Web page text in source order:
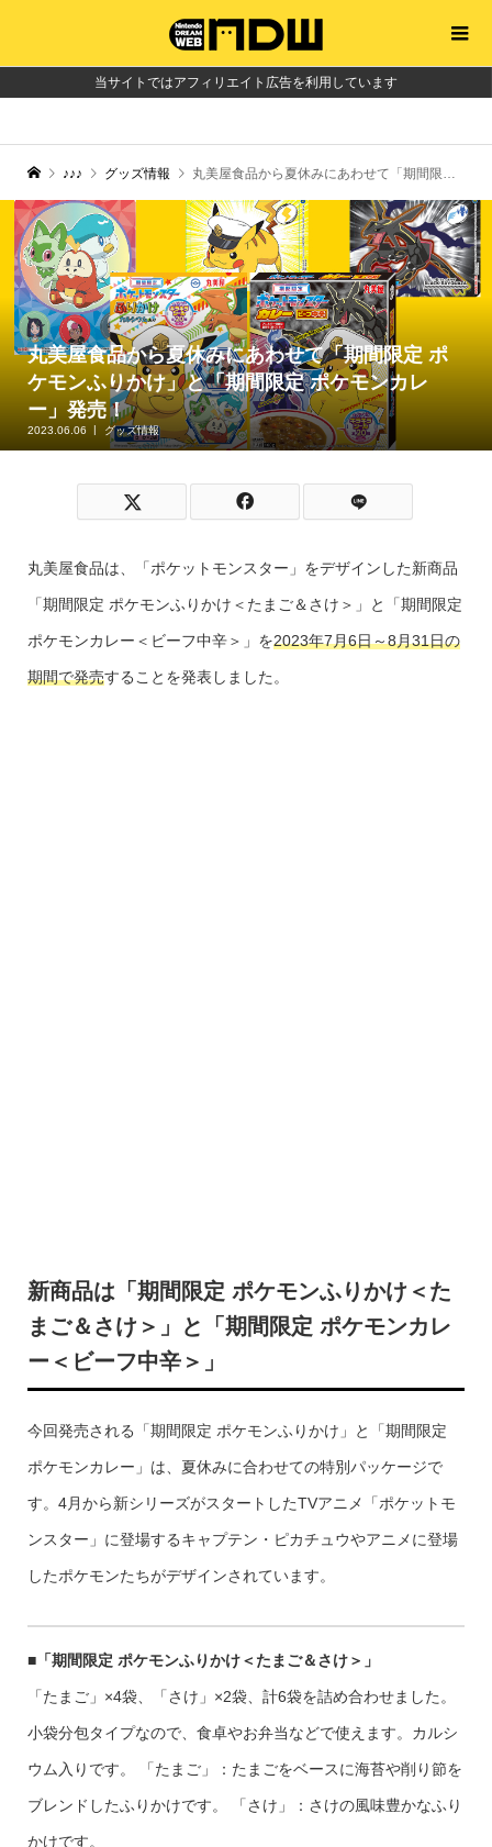
当サイトではアフィリエイト広告を利用しています
♪♪♪ グッズ情報 丸美屋食品から夏休みにあわせて「期間限定 ポケモンふりかけ」と「期間限定 ポケモンカレー」発売！
丸美屋食品から夏休みにあわせて「期間限定 ポ
ケモンふりかけ」と「期間限定 ポケモンカレ
ー」発売！
2023.06.06 グッズ情報
丸美屋食品は、「ポケットモンスター」をデザインした新商品
「期間限定 ポケモンふりかけ＜たまご＆さけ＞」と「期間限定
ポケモンカレー＜ビーフ中辛＞」を2023年7月6日～8月31日の
期間で発売することを発表しました。
新商品は「期間限定 ポケモンふりかけ＜た
まご＆さけ＞」と「期間限定 ポケモンカレ
ー＜ビーフ中辛＞」
今回発売される「期間限定 ポケモンふりかけ」と「期間限定
ポケモンカレー」は、夏休みに合わせての特別パッケージで
す。4月から新シリーズがスタートしたTVアニメ「ポケットモ
ンスター」に登場するキャプテン・ピカチュウやアニメに登場
したポケモンたちがデザインされています。
■「期間限定 ポケモンふりかけ＜たまご＆さけ＞」
「たまご」×4袋、「さけ」×2袋、計6袋を詰め合わせました。
小袋分包タイプなので、食卓やお弁当などで使えます。カルシ
ウム入りです。 「たまご」：たまごをベースに海苔や削り節を
ブレンドしたふりかけです。 「さけ」：さけの風味豊かなふり
かけです。